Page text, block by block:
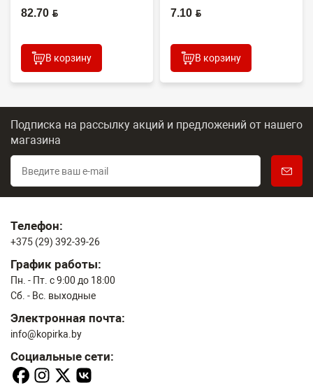
Япония
82.70 BYN
В корзину
(CONTENT)
7.10 BYN
В корзину
Подписка на рассылку акций и предложений от нашего
магазина
Телефон:
+375 (29) 392-39-26
График работы:
Пн. - Пт. с 9:00 до 18:00
Сб. - Вс. выходные
Электронная почта:
info@kopirka.by
Социальные сети: